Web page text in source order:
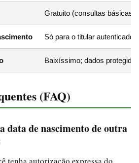
Gratuito (consultas básicas;
Só para o titular autenticado
Baixíssimo; dados protegidos
(FAQ)
data de nascimento de outra
tenha autorização expressa do